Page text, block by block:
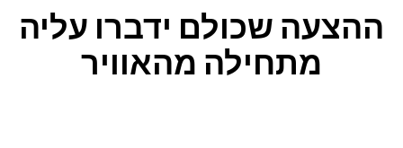
ההצעה שכולם ידברו עליה
מתחילה מהאוויר